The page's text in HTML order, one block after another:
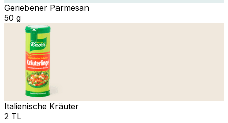
Geriebener Parmesan
50 g
Italienische Kräuter
2 TL